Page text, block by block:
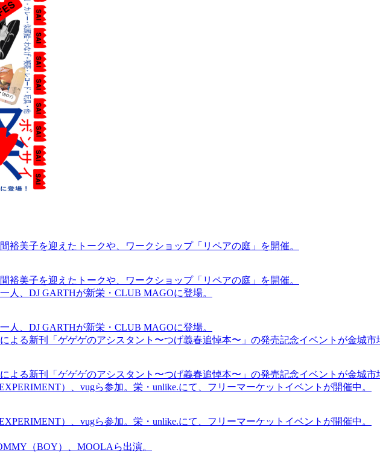
裕美子を迎えたトークや、ワークショップ「リペアの庭」を開催。
裕美子を迎えたトークや、ワークショップ「リペアの庭」を開催。
人、DJ GARTHが新栄・CLUB MAGOに登場。
人、DJ GARTHが新栄・CLUB MAGOに登場。
よる新刊「ゲゲゲのアシスタント〜つげ義春追悼本〜」の発売記念イベントが金城市
よる新刊「ゲゲゲのアシスタント〜つげ義春追悼本〜」の発売記念イベントが金城市
）、vugら参加。栄・unlike.にて、フリーマーケットイベントが開催中。
）、vugら参加。栄・unlike.にて、フリーマーケットイベントが開催中。
（BOY）、MOOLAら出演。